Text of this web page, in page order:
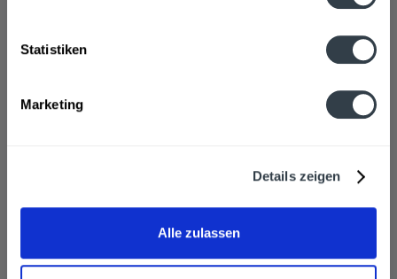
Statistiken
Marketing
Details zeigen
Alle zulassen
"1 Liter “Natürliches Mineralwasser” -mit Kohlensäure.
MEHRWEG
+2,40 € Pfand
In den Warenkorb